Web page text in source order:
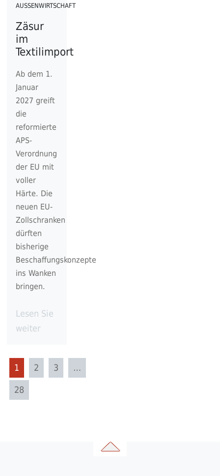
AUSSENWIRTSCHAFT
Zäsur
im
Textilimport
Ab dem 1.
Januar
2027 greift
die
reformierte
APS-
Verordnung
der EU mit
voller
Härte. Die
neuen EU-
Zollschranken
dürften
bisherige
Beschaffungskonzepte
ins Wanken
bringen.
Lesen Sie
weiter
1 2 3 …
28